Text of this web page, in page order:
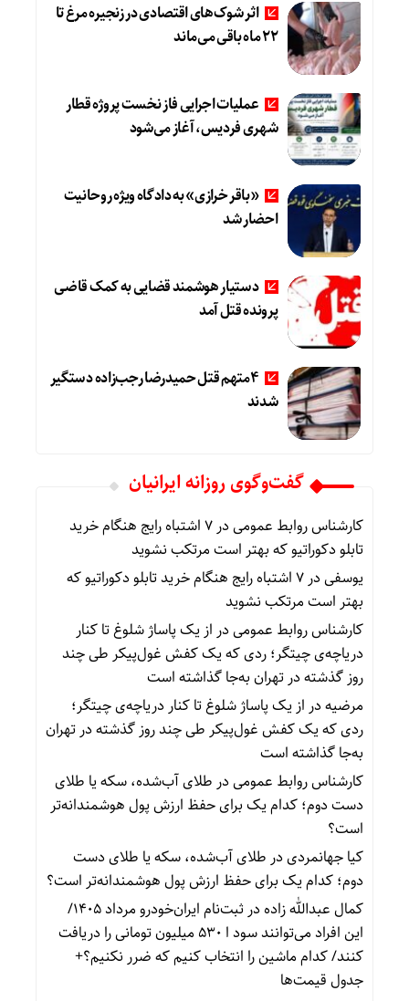
اثر شوک‌های اقتصادی در زنجیره مرغ تا
22 ماه باقی می‌ماند
عملیات اجرایی فاز نخست پروژه قطار
شهری فردیس، آغاز می‌شود
«باقر خرازی» به دادگاه ویژه روحانیت
احضار شد
دستیار هوشمند قضایی به کمک قاضی
پرونده قتل آمد
4متهم قتل حمیدرضا رجب‌زاده دستگیر
شدند
گفت‌وگوی روزانه ایرانیان
کارشناس روابط عمومیدر
۷ اشتباه رایج هنگام خرید
تابلو دکوراتیو که بهتر است مرتکب نشوید
یوسفیدر
۷ اشتباه رایج هنگام خرید تابلو دکوراتیو که
بهتر است مرتکب نشوید
کارشناس روابط عمومیدر از یک پاساژ شلوغ تا کنار
دریاچه‌ی چیتگر؛ ردی که یک کفش غول‌پیکر طی چند
روز گذشته در تهران به‌جا گذاشته است
مرضیهدر از یک پاساژ شلوغ تا کنار دریاچه‌ی چیتگر؛
ردی که یک کفش غول‌پیکر طی چند روز گذشته در تهران
به‌جا گذاشته است
کارشناس روابط عمومیدر طلای آب‌شده، سکه یا طلای
دست دوم؛ کدام یک برای حفظ ارزش پول هوشمندانه‌تر
است؟
کیا جهانمردیدر طلای آب‌شده، سکه یا طلای دست
دوم؛ کدام یک برای حفظ ارزش پول هوشمندانه‌تر است؟
کمال عبدالله زادهدر
ثبت‌نام ایران‌خودرو مرداد ۱۴۰۵/
این افراد می‌توانند سود ا ۵۳۰ میلیون تومانی را دریافت
کنند/ کدام ماشین را انتخاب کنیم که ضرر نکنیم؟+
جدول قیمت‌ها